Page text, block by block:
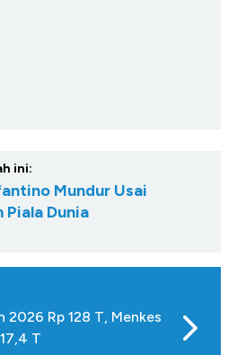
ini:
Mundur Usai
Dunia
Rp 128 T, Menkes
T